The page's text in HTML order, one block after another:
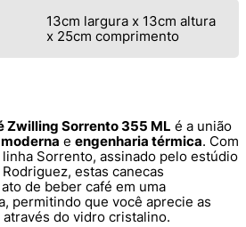
13cm largura x 13cm altura
x 25cm comprimento
Zwilling Sorrento 355 ML é a união
e engenharia térmica. Com
Sorrento, assinado pelo estúdio
estas canecas
de beber café em uma
permitindo que você aprecie as
através do vidro cristalino.